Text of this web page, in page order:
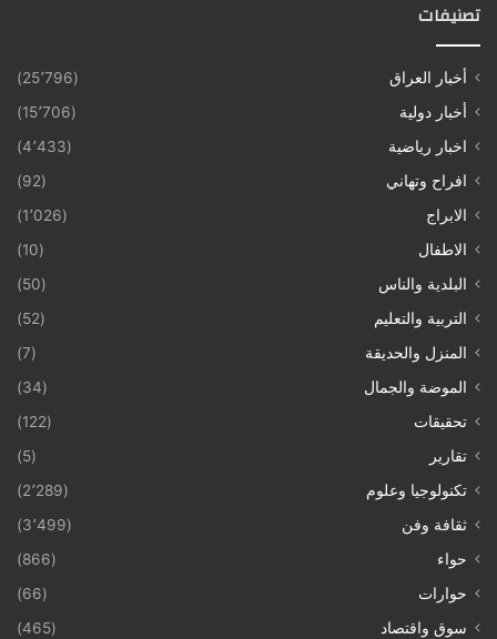
تصنيفات
أخبار العراق
(25٬796)
أخبار دولية
(15٬706)
اخبار رياضية
(4٬433)
افراح وتهاني
(92)
الابراج
(1٬026)
الاطفال
(10)
البلدية والناس
(50)
التربية والتعليم
(52)
المنزل والحديقة
(7)
الموضة والجمال
(34)
تحقيقات
(122)
تقارير
(5)
تكنولوجيا وعلوم
(2٬289)
ثقافة وفن
(3٬499)
حواء
(866)
حوارات
(66)
سوق واقتصاد
(465)